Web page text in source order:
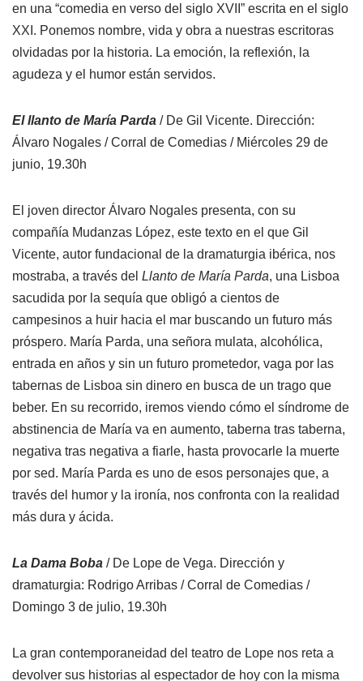
en una “comedia en verso del siglo XVII” escrita en el siglo
XXI. Ponemos nombre, vida y obra a nuestras escritoras
olvidadas por la historia. La emoción, la reflexión, la
agudeza y el humor están servidos.
El llanto de María Parda / De Gil Vicente. Dirección:
Álvaro Nogales / Corral de Comedias / Miércoles 29 de
junio, 19.30h
El joven director Álvaro Nogales presenta, con su
compañía Mudanzas López, este texto en el que Gil
Vicente, autor fundacional de la dramaturgia ibérica, nos
mostraba, a través del Llanto de María Parda, una Lisboa
sacudida por la sequía que obligó a cientos de
campesinos a huir hacia el mar buscando un futuro más
próspero. María Parda, una señora mulata, alcohólica,
entrada en años y sin un futuro prometedor, vaga por las
tabernas de Lisboa sin dinero en busca de un trago que
beber. En su recorrido, iremos viendo cómo el síndrome de
abstinencia de María va en aumento, taberna tras taberna,
negativa tras negativa a fiarle, hasta provocarle la muerte
por sed. María Parda es uno de esos personajes que, a
través del humor y la ironía, nos confronta con la realidad
más dura y ácida.
La Dama Boba / De Lope de Vega. Dirección y
dramaturgia: Rodrigo Arribas / Corral de Comedias /
Domingo 3 de julio, 19.30h
La gran contemporaneidad del teatro de Lope nos reta a
devolver sus historias al espectador de hoy con la misma